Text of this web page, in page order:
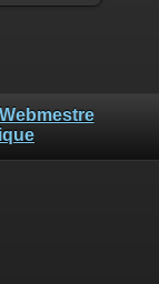
Webmestre